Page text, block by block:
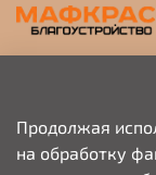
Продолжая
на обработку